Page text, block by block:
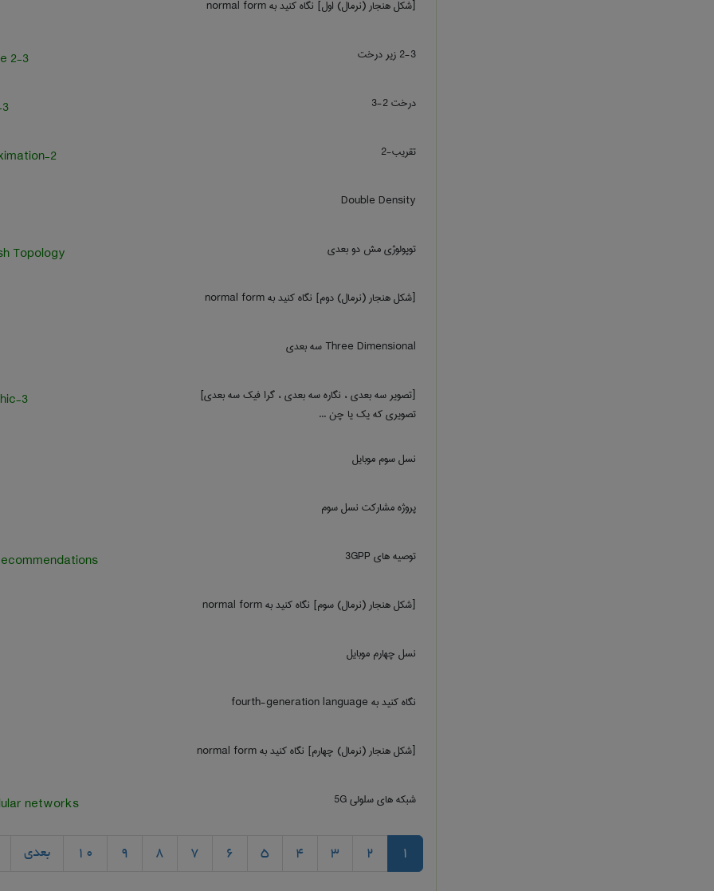
[شکل هنجار (نرمال) اول] نگاه کنید به ‎ normal form
2-3 زیر درخت 2-3 subtree
درخت 2-3
تقریب-2 2-approximation
Double Density
توپولوژی مش دو بعدی Topology
[شکل هنجار (نرمال) دوم] نگاه کنید به ‎ normal form
Three Dimensional سه بعدی
[تصویر سه بعدی ، نگاره سه بعدی ، گرا فیک سه بعدی]
تصویری که یک یا چن ...
3-d graphic
نسل سوم موبایل
پروژه مشارکت نسل سوم
توصیه های 3GPP
[شکل هنجار (نرمال) سوم] نگاه کنید به ‎ normal form
نسل چهارم موبایل
نگاه کنید به ‎ fourth-generation language
[شکل هنجار (نرمال) چهارم] نگاه کنید به ‎ normal form
شبکه های سلولی 5G networks
1
2
3
4
5
6
7
8
9
10 بعدی